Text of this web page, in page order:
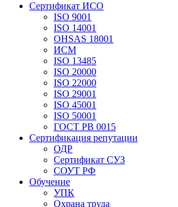
Сертификат ИСО
ISO 9001
ISO 14001
OHSAS 18001
ИСМ
ISO 13485
ISO 20000
ISO 22000
ISO 29001
ISO 45001
ISO 50001
ГОСТ РВ 0015
Сертификация репутации
ОДР
Сертификат СУЗ
СОУТ РФ
Обучение
УПК
Охрана труда